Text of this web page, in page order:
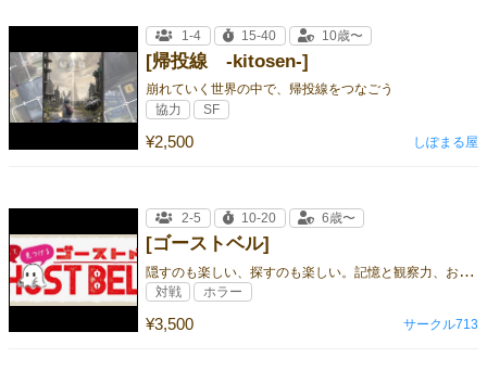
[帰投線 -kitosen-]
崩れていく世界の中で、帰投線をつなごう
¥2,500
1-4 15-40 10歳〜
協力 SF
しぽまる屋
[ゴーストベル]
隠
すのも楽しい、探すのも楽しい。記憶と観察力、おばけたちによるパーティゲーム！
¥3,500
2-5 10-20 6歳〜
対戦 ホラー
サークル713